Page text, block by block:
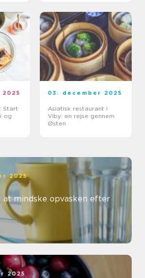
Start
og
03. december 2025
Asiatisk restaurant i
Viby: en rejse gennem
Østen
2025
at mindske opvasken efter
2025